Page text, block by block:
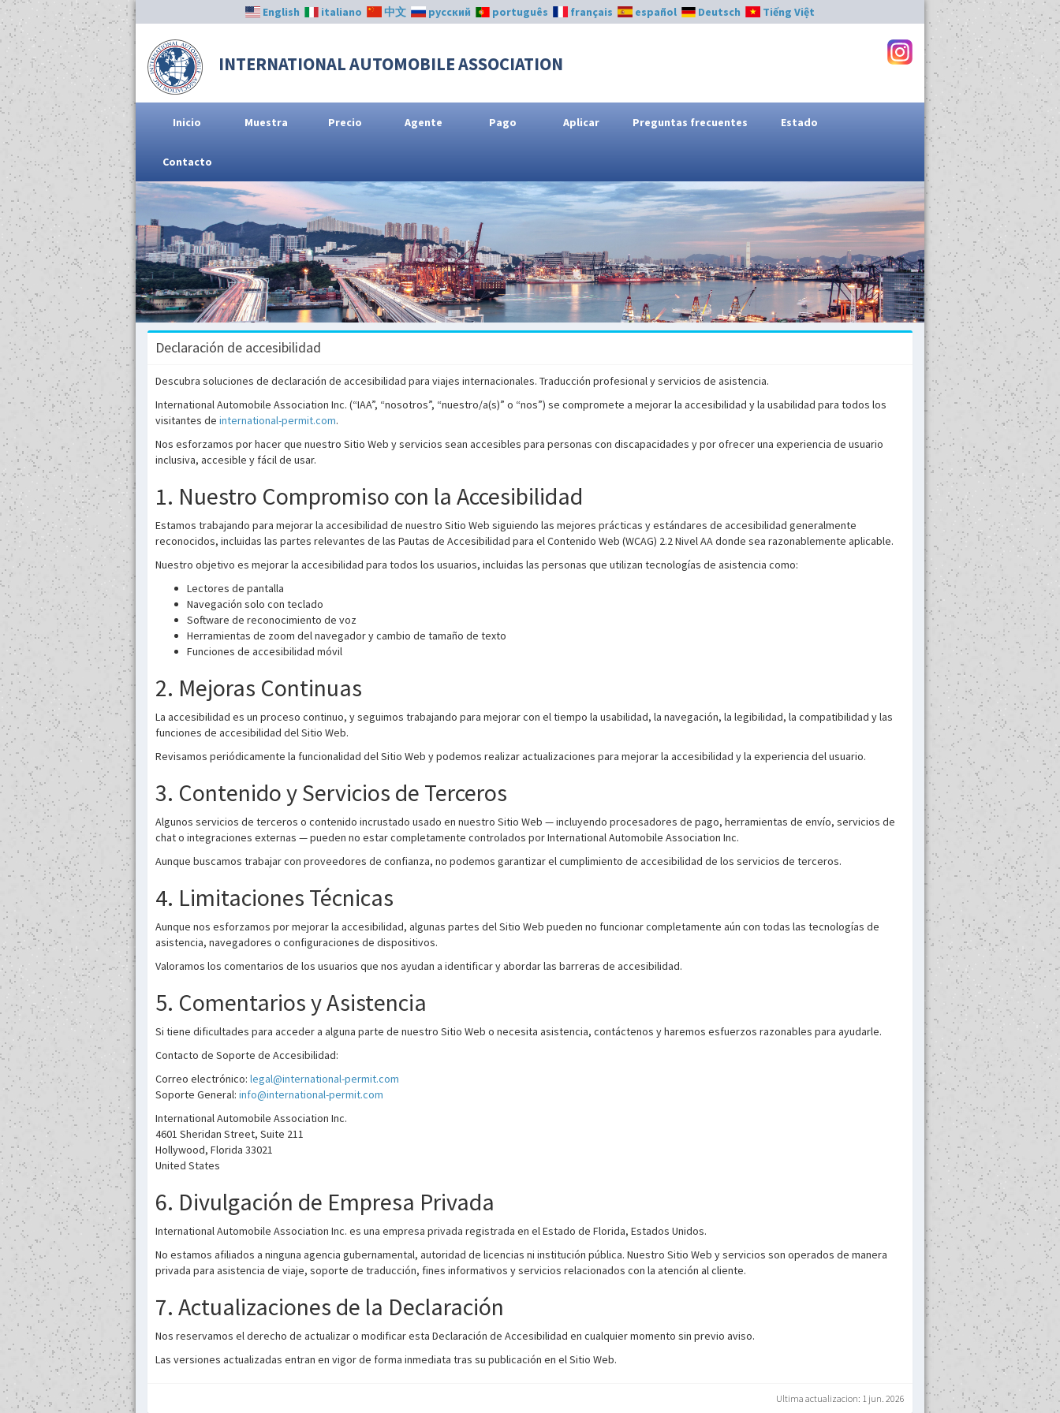
INTERNATIONAL AUTOMOBILE ASSOCIATION
English italiano 中文 русский português français español Deutsch Tiếng Việt
Inicio Muestra Precio Agente Pago Aplicar Preguntas frecuentes Estado
Contacto
Declaración de accesibilidad
Descubra soluciones de declaración de accesibilidad para viajes internacionales. Traducción profesional y servicios de asistencia.
International Automobile Association Inc. (“IAA”, “nosotros”, “nuestro/a(s)” o “nos”) se compromete a mejorar la accesibilidad y la usabilidad para todos los
visitantes de international-permit.com.
Nos esforzamos por hacer que nuestro Sitio Web y servicios sean accesibles para personas con discapacidades y por ofrecer una experiencia de usuario
inclusiva, accesible y fácil de usar.
1. Nuestro Compromiso con la Accesibilidad
Estamos trabajando para mejorar la accesibilidad de nuestro Sitio Web siguiendo las mejores prácticas y estándares de accesibilidad generalmente
reconocidos, incluidas las partes relevantes de las Pautas de Accesibilidad para el Contenido Web (WCAG) 2.2 Nivel AA donde sea razonablemente aplicable.
Nuestro objetivo es mejorar la accesibilidad para todos los usuarios, incluidas las personas que utilizan tecnologías de asistencia como:
Lectores de pantalla
Navegación solo con teclado
Software de reconocimiento de voz
Herramientas de zoom del navegador y cambio de tamaño de texto
Funciones de accesibilidad móvil
2. Mejoras Continuas
La accesibilidad es un proceso continuo, y seguimos trabajando para mejorar con el tiempo la usabilidad, la navegación, la legibilidad, la compatibilidad y las
funciones de accesibilidad del Sitio Web.
Revisamos periódicamente la funcionalidad del Sitio Web y podemos realizar actualizaciones para mejorar la accesibilidad y la experiencia del usuario.
3. Contenido y Servicios de Terceros
Algunos servicios de terceros o contenido incrustado usado en nuestro Sitio Web — incluyendo procesadores de pago, herramientas de envío, servicios de
chat o integraciones externas — pueden no estar completamente controlados por International Automobile Association Inc.
Aunque buscamos trabajar con proveedores de confianza, no podemos garantizar el cumplimiento de accesibilidad de los servicios de terceros.
4. Limitaciones Técnicas
Aunque nos esforzamos por mejorar la accesibilidad, algunas partes del Sitio Web pueden no funcionar completamente aún con todas las tecnologías de
asistencia, navegadores o configuraciones de dispositivos.
Valoramos los comentarios de los usuarios que nos ayudan a identificar y abordar las barreras de accesibilidad.
5. Comentarios y Asistencia
Si tiene dificultades para acceder a alguna parte de nuestro Sitio Web o necesita asistencia, contáctenos y haremos esfuerzos razonables para ayudarle.
Contacto de Soporte de Accesibilidad:
Correo electrónico: legal@international-permit.com
Soporte General: info@international-permit.com
International Automobile Association Inc.
4601 Sheridan Street, Suite 211
Hollywood, Florida 33021
United States
6. Divulgación de Empresa Privada
International Automobile Association Inc. es una empresa privada registrada en el Estado de Florida, Estados Unidos.
No estamos afiliados a ninguna agencia gubernamental, autoridad de licencias ni institución pública. Nuestro Sitio Web y servicios son operados de manera
privada para asistencia de viaje, soporte de traducción, fines informativos y servicios relacionados con la atención al cliente.
7. Actualizaciones de la Declaración
Nos reservamos el derecho de actualizar o modificar esta Declaración de Accesibilidad en cualquier momento sin previo aviso.
Las versiones actualizadas entran en vigor de forma inmediata tras su publicación en el Sitio Web.
Ultima actualizacion: 1 jun. 2026